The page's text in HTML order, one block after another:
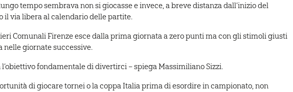
tempo sembrava non si giocasse e invece, a breve distanza dall’inizio del
il via libera al calendario delle partite.
Comunali Firenze esce dalla prima giornata a zero punti ma con gli stimoli giusti
nelle giornate successive.
l’obiettivo fondamentale di divertirci – spiega Massimiliano Sizzi.
di giocare tornei o la coppa Italia prima di esordire in campionato, non